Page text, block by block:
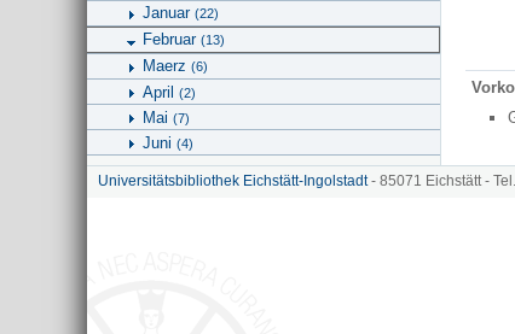
Januar (22)
Februar (13)
Maerz (6)
April (2)
Mai (7)
Juni (4)
Juli(5)
Universitätsbibliothek Eichstätt-Ingolstadt- 85071 Eichstätt -